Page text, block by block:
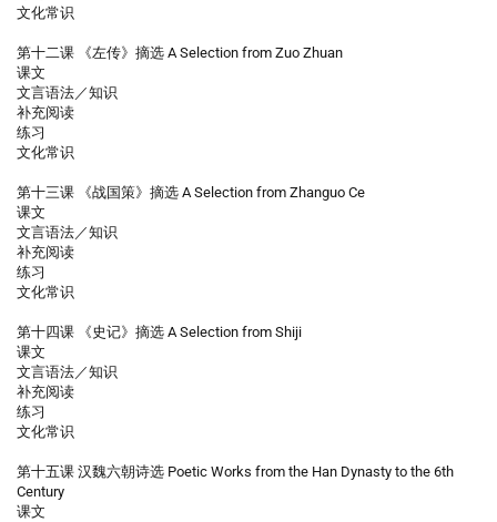
文化常识
第十二课 《左传》摘选 A Selection from Zuo Zhuan
课文
文言语法／知识
补充阅读
练习
文化常识
第十三课 《战国策》摘选 A Selection from Zhanguo Ce
课文
文言语法／知识
补充阅读
练习
文化常识
第十四课 《史记》摘选 A Selection from Shiji
课文
文言语法／知识
补充阅读
练习
文化常识
第十五课 汉魏六朝诗选 Poetic Works from the Han Dynasty to the 6th
Century
课文